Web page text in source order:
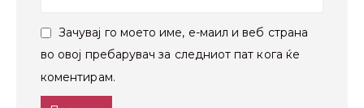
Зачувај го моето име, е-маил и веб страна
во овој пребарувач за следниот пат кога ќе
коментирам.